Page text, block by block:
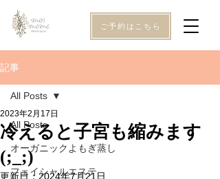
ご予約はこちら
記事
All Posts
オーガニックよもぎ蒸し
フェイシャルエステ
All Posts
冷えると子宮も縮みます
(;_;)
2023年2月17日
更新日： 2024年7月21日